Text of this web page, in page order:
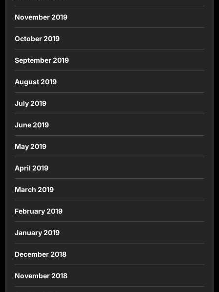
November 2019
October 2019
September 2019
August 2019
July 2019
June 2019
May 2019
April 2019
March 2019
February 2019
January 2019
December 2018
November 2018